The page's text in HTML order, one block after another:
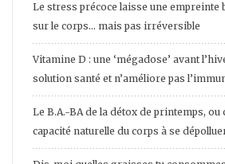
Le stress précoce laisse une empreinte
sur le corps… mais pas irréversible
Vitamine D : une ‘mégadose’ avant
solution santé et n’améliore pas
Le B.A.-BA de la détox de printemps,
capacité naturelle du corps à se